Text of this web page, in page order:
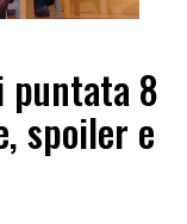
puntata 8
spoiler e